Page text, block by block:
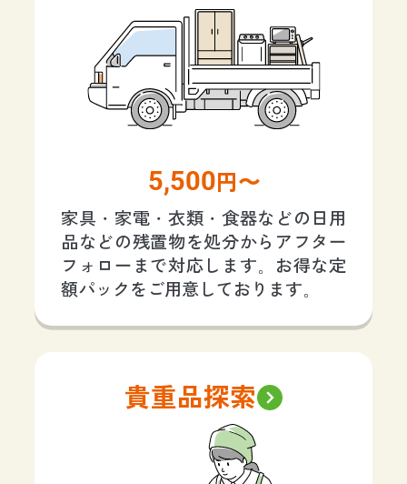
5,500 円〜
家具・家電・衣類・食器などの日用
品などの残置物を処分からアフター
フォローまで対応します。お得な定
額パックをご用意しております。
貴重品探索